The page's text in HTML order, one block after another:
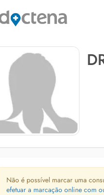
Não é possível marcar uma
efetuar a marcação online com